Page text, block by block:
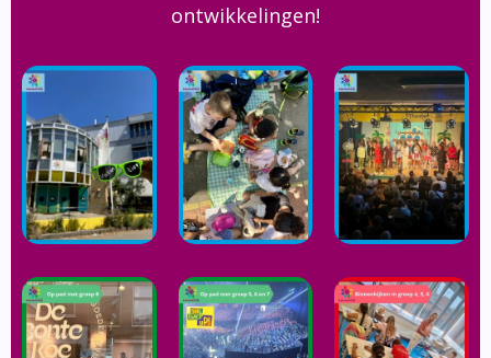
ontwikkelingen!